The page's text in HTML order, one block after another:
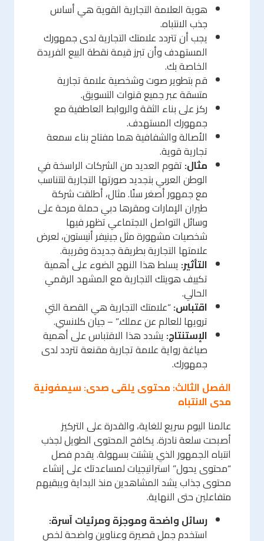
هوية العلامة التجارية القوية هي أساس
جذب الانتباه.
يجب أن تتردد علامتك التجارية لدى جمهورك
المستهدف وأن تبرز قيمة نقطة البيع الفريدة
الخاصة بك.
قم بتطوير صوت وشخصية علامة تجارية
متسقة عبر جميع قنوات التسويق.
ركز على بناء الثقة والروابط العاطفية مع
جمهورك المستهدف.
الأصالة والشفافية هما مفتاح بناء سمعة
تجارية قوية.
مثال: تقوم العديد من الشركات الراسخة في
الوطن العربي بتجديد صورتها التجارية لتتناسب
مع جمهور أصغر سنًا. مثال، أطلقت شركة
طيران الإمارات ومقرها دبي حملة مرحة على
وسائل التواصل الاجتماعي تظهر فيها
شخصيات مشهورة مثل جينيفر أنيستون، لعرض
علامتها التجارية بطريقة جديدة وقريبة.
التأثير: يسلط هذا النهج الضوء على أهمية
تكييف هويتك التجارية مع المشهد الرقمي
الحالي.
اقتباس:“علامتك التجارية هي القصة التي
ترويها للعالم عن عملك.” – جيان كلانسي.
الإستنتاج: يشدد هذا الاقتباس على أهمية
صياغة رواية علامة تجارية مقنعة تتردد لدى
جمهورك.
الفصل الثالث: محتوى يلقى صدى: سيمفونية
مدى الانتباه
عالمنا اليوم سريع للغاية، والقدرة على التركيز
أصبحت سلعة نادرة. يكافح المحتوى الطويل لجذب
انتباه الجمهور الذي يتشتت بسهولة. يقدم فصل
“محتوى يحول” استراتيجيات لمساعدتك على إنشاء
محتوى جذاب يشد المشاهدين منذ البداية ويبقيهم
متفاعلين حتى النهاية.
رسائل واضحة وموجزة ومرئيات آسرة:
استخدم جمل قصيرة وعناوين واضحة لخص